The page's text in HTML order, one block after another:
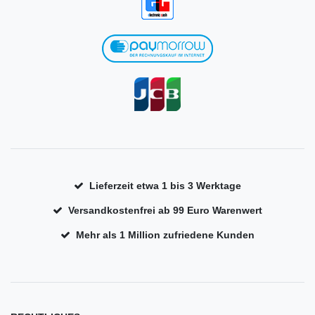
Lieferzeit etwa 1 bis 3 Werktage
Versandkostenfrei ab 99 Euro Warenwert
Mehr als 1 Million zufriedene Kunden